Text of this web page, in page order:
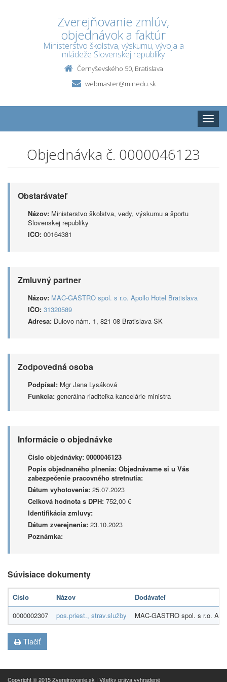
Zverejňovanie zmlúv,
objednávok a faktúr
Ministerstvo školstva, výskumu, vývoja a
mládeže Slovenskej republiky
Černyševského 50, Bratislava
webmaster@minedu.sk
Toggle
Objednávka č. 0000046123
Obstarávateľ
Názov: Ministerstvo školstva, vedy, výskumu a športu
Slovenskej republiky
IČO: 00164381
Zmluvný partner
Názov: MAC-GASTRO spol. s r.o. Apollo Hotel Bratislava
IČO: 31320589
Adresa: Dulovo nám. 1, 821 08 Bratislava SK
Zodpovedná osoba
Podpísal: Mgr Jana Lysáková
Funkcia: generálna riaditeľka kancelárie ministra
Informácie o objednávke
Číslo objednávky: 0000046123
Popis objednaného plnenia: Objednávame si u Vás
zabezpečenie pracovného stretnutia:
Dátum vyhotovenia: 25.07.2023
Celková hodnota s DPH: 752,00 €
Identifikácia zmluvy:
Dátum zverejnenia: 23.10.2023
Poznámka:
Súvisiace dokumenty
Číslo Názov
Dodávateľ
0000002307
pos.priest., strav.služby MAC-GASTRO spol. s r.o.
Tlačiť
Copyright © 2015 Zverejnovanie.sk | Všetky práva vyhradené